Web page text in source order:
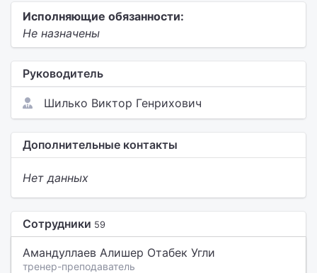
Исполняющие обязанности:
Не назначены
Руководитель
Шилько Виктор Генрихович
Дополнительные контакты
Нет данных
Сотрудники 59
Амандуллаев Алишер Отабек Угли
тренер-преподаватель